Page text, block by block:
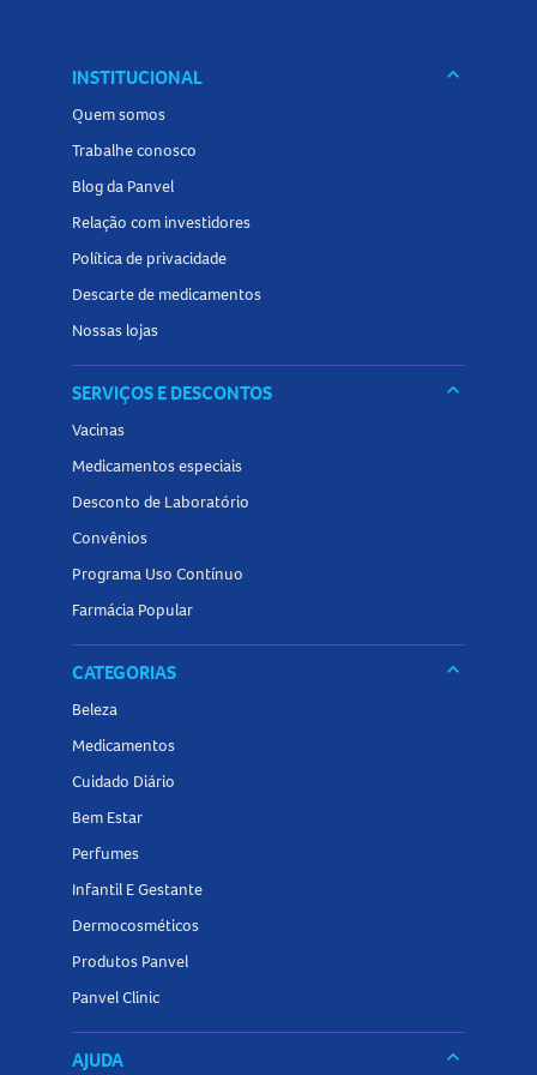
Pastilhas Valda Alemanha Torta De Maçã
está disponível
Conheça outros produtos relacionados a
Farmácias e encontre opções para refrescar o hálito e
complementar sua rotina de cuidado diário.
INSTITUCIONAL keyboard_arrow_down
Quem somos
Trabalhe conosco
Blog da Panvel
Relação com investidores
Política de privacidade
Descarte de medicamentos
Nossas lojas
SERVIÇOS E DESCONTOS keyboard_arrow_down
Vacinas
Medicamentos especiais
Desconto de Laboratório
Convênios
Programa Uso Contínuo
Farmácia Popular
CATEGORIAS keyboard_arrow_down
Beleza
Medicamentos
Cuidado Diário
Bem Estar
Perfumes
Infantil E Gestante
Dermocosméticos
Produtos Panvel
Panvel Clinic
AJUDA keyboard_arrow_down